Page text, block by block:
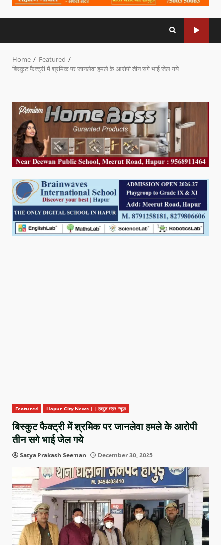
Home
Featured
बिस्कुट फैक्ट्री में श्रमिक पर जानलेवा हमले के आरोपी तीन सगे भाई जेल गये
Featured Hapur City News || हापुड़ शहर न्यूज़
बिस्कुट फैक्ट्री में श्रमिक पर जानलेवा हमले के आरोपी
तीन सगे भाई जेल गये
Satya Prakash Seeman December 30, 2025